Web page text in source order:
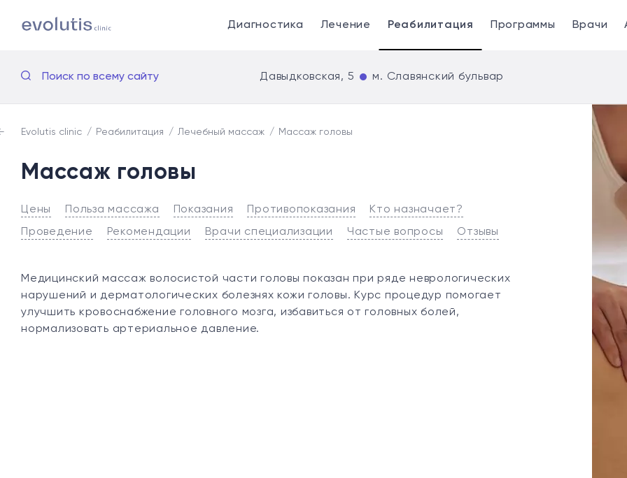
Диагностика Лечение Реабилитация Программы Врачи
Поиск по всему сайту Давыдковская, 5 м. Славянский бульвар
Evolutis clinic Реабилитация Лечебный массаж Массаж головы
Массаж головы
Цены Польза массажа Показания Противопоказания
Кто назначает?
Проведение
Рекомендации Врачи специализации Частые вопросы Отзывы
Медицинский массаж волосистой части головы показан при ряде неврологических
нарушений и дерматологических болезнях кожи головы. Курс процедур помогает
улучшить кровоснабжение головного мозга, избавиться от головных болей,
нормализовать артериальное давление.